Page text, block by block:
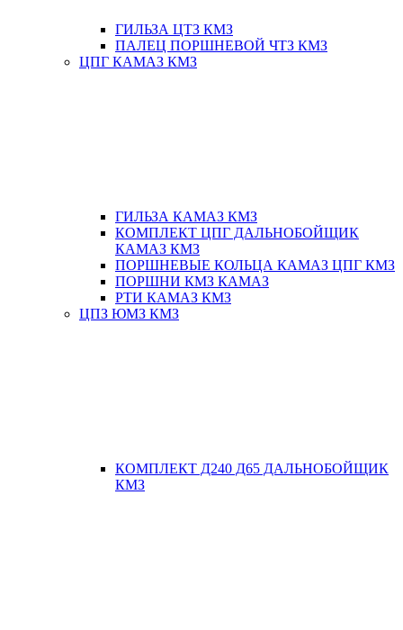
ГИЛЬЗА ЦТЗ КМЗ
ПАЛЕЦ ПОРШНЕВОЙ ЧТЗ КМЗ
ЦПГ КАМАЗ КМЗ
ГИЛЬЗА КАМАЗ КМЗ
КОМПЛЕКТ ЦПГ ДАЛЬНОБОЙЩИК
КАМАЗ КМЗ
ПОРШНЕВЫЕ КОЛЬЦА КАМАЗ ЦПГ КМЗ
ПОРШНИ КМЗ КАМАЗ
РТИ КАМАЗ КМЗ
ЦПЗ ЮМЗ КМЗ
КОМПЛЕКТ Д240 Д65 ДАЛЬНОБОЙЩИК
КМЗ